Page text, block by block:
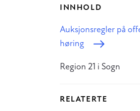
INNHOLD
Auksjonsregler på
høring
Region 21 i Sogn
RELATERTE